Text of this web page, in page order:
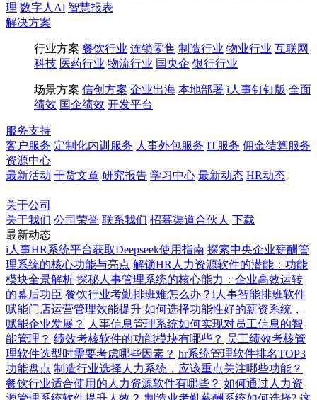
理 数字人Al 智慧报表
解决方案
行业方案 餐饮行业 连锁零售 制造行业 物业行业 互联网
科技 医药行业 物流行业 国央企 银行行业
场景方案 信创方案 企业出海 本地部署 i人事钉钉版 全面
绩效 国企绩效 开发平台
服务支持
客户服务 定制化内训服务 人事外包服务 IT服务 佣金结算服务
资源中心
最新活动 干货文章 研究报告 学习中心 最新动态 HR动态
关于公司
关于我们 公司荣誉 联系我们 招募渠道合伙人 下载
最新动态
i人事HR系统平台获取Deepseek使用指南 探索中央企业薪酬管
理系统的核心功能与亮点 解锁HR人力资源软件的潜能：功能
模块全景解析 探秘人事管理系统的核心能力：企业高效运转
的幕后功臣 餐饮行业考勤排班难怎么办？i人事智能排班软件
赋能门店运营管理效能提升 如何选择功能性好的薪资系统，
赋能企业发展？
人事信息管理系统如何实现对员工信息的智
能管理？ 绩效考核软件的功能模块有哪些？
员工绩效考核管
理软件选型时需要考虑哪些因素？ hr系统管理软件排名TOP3
功能盘点 制造行业选择人力系统，应该重点关注哪些功能？
餐饮行业适合使用的人力资源软件有哪些？ 如何通过人力资